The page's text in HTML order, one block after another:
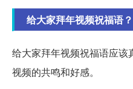
给大家拜年视频祝福语？
给大家拜年视频祝福语应
视频的共鸣和好感。